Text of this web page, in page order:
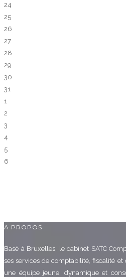
24
25
26
27
28
29
30
31
1
2
3
4
5
6
A PROPOS
Basé à Bruxelles, le cabinet SATC
ses services de comptabilité, fiscalité et
une équipe jeune, dynamique et